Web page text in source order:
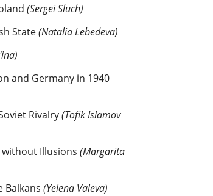
(Sergei Sluch)
State(Natalia Lebedeva)
and Germany in 1940
Rivalry(Tofik Islamov
without Illusions (Margarita
Balkans (Yelena Valeva)